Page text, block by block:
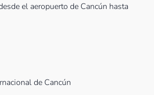
el aeropuerto de Cancún hasta
de Cancún